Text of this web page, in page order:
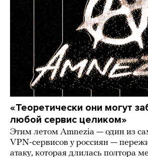
«Теоретически они могут
любой сервис целиком»
Этим летом Amnezia — один из
VPN-сервисов у россиян —
атаку, которая длилась полтора